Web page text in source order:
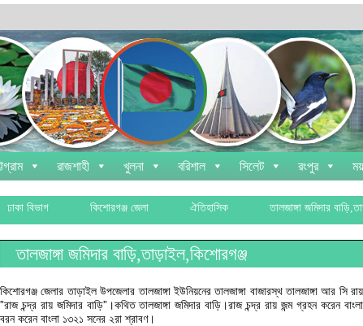
রাজশাহী খুলনা বরিশাল সিলেট রংপুর
ঢাকা বিভাগ কিশোরগঞ্জ জেলা ঐতিহাসিক তালজাঙ্গা জমিদার
তালজাঙ্গা জমিদার বাড়ি,তাড়াইল,কিশোরগঞ্জ
কিশোরগঞ্জ জেলার তাড়াইল উপজেলার তালজাঙ্গা ইউনিয়নের তালজাঙ্গা বাজারস্থ তালজাঙ্গা আর সি
”রাজ চন্দ্র রায় জমিদার বাড়ি”।কথিত তালজাঙ্গা জমিদার বাড়ি।রাজ চন্দ্র রায় জন্ম গ্রহন করেন
বরন করেন বাংলা ১৩২১ সনের ২রা শ্রাবণ।